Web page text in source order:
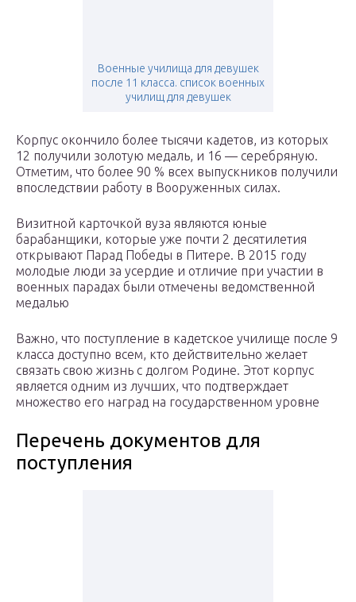
Военные училища для девушек
после 11 класса. список военных
училищ для девушек
Корпус окончило более тысячи кадетов, из которых
12 получили золотую медаль, и 16 — серебряную.
Отметим, что более 90 % всех выпускников получили
впоследствии работу в Вооруженных силах.
Визитной карточкой вуза являются юные
барабанщики, которые уже почти 2 десятилетия
открывают Парад Победы в Питере. В 2015 году
молодые люди за усердие и отличие при участии в
военных парадах были отмечены ведомственной
медалью
Важно, что поступление в кадетское училище после 9
класса доступно всем, кто действительно желает
связать свою жизнь с долгом Родине. Этот корпус
является одним из лучших, что подтверждает
множество его наград на государственном уровне
Перечень документов для
поступления